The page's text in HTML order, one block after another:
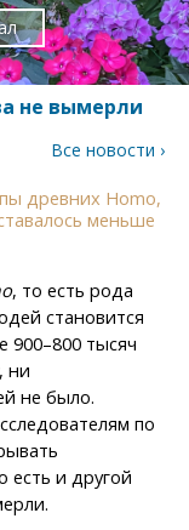
не вымерли
Все новости ›
древних Homo,
меньше
, то есть рода
становится
900–800 тысяч
, ни
не было.
по
есть и другой